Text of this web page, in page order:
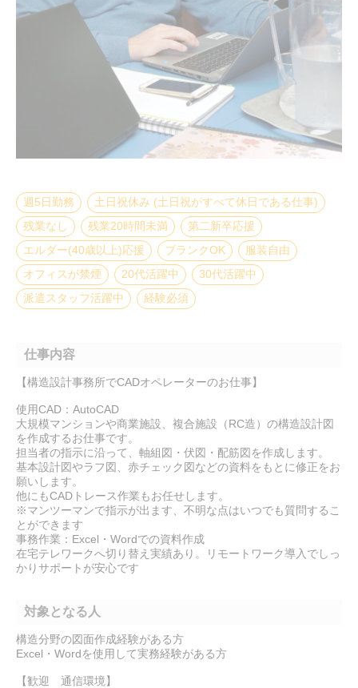
週5日勤務
土日祝休み (土日祝がすべて休日である仕事)
残業なし
残業20時間未満
第二新卒応援
エルダー(40歳以上)応援
ブランクOK
服装自由
オフィスが禁煙
20代活躍中
30代活躍中
派遣スタッフ活躍中
経験必須
仕事内容
【構造設計事務所でCADオペレーターのお仕事】
使用CAD：AutoCAD
大規模マンションや商業施設、複合施設（RC造）の構造設計図
を作成するお仕事です。
担当者の指示に沿って、軸組図・伏図・配筋図を作成します。
基本設計図やラフ図、赤チェック図などの資料をもとに修正をお
願いします。
他にもCADトレース作業もお任せします。
※マンツーマンで指示が出ます、不明な点はいつでも質問するこ
とができます
事務作業：Excel・Wordでの資料作成
在宅テレワークへ切り替え実績あり。リモートワーク導入でしっ
かりサポートが安心です
対象となる人
構造分野の図面作成経験がある方
Excel・Wordを使用して実務経験がある方
【歓迎 通信環境】